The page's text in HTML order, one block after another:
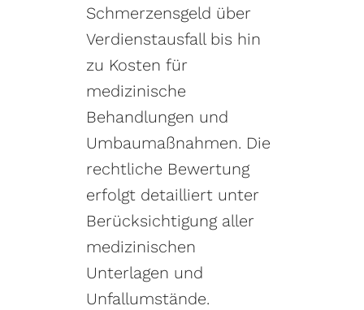
Schmerzensgeld über
Verdienstausfall bis hin
zu Kosten für
medizinische
Behandlungen und
Umbaumaßnahmen. Die
rechtliche Bewertung
erfolgt detailliert unter
Berücksichtigung aller
medizinischen
Unterlagen und
Unfallumstände.